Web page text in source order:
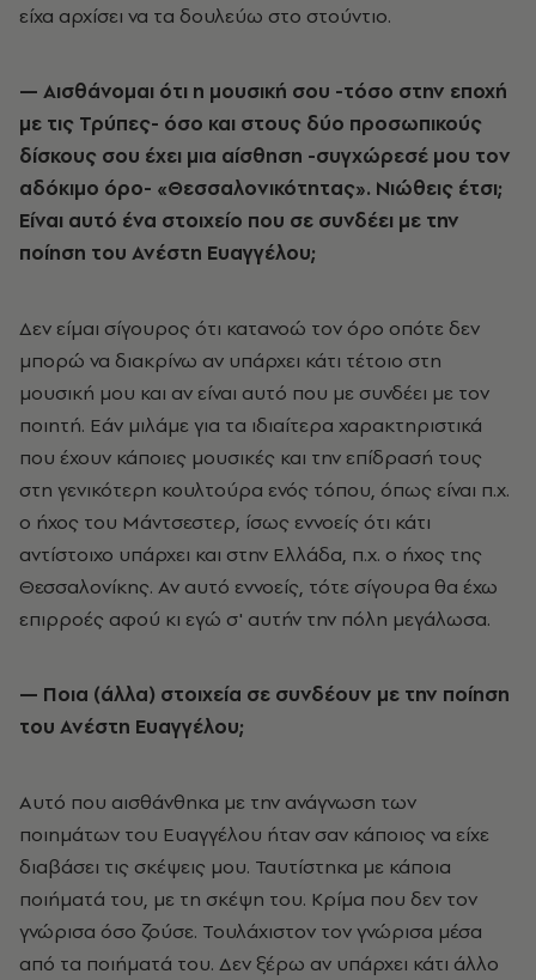
είχα αρχίσει να τα δουλεύω στο στούντιο.
— Αισθάνομαι ότι η μουσική σου -τόσο στην εποχή
με τις Τρύπες- όσο και στους δύο προσωπικούς
δίσκους σου έχει μια αίσθηση -συγχώρεσέ μου τον
αδόκιμο όρο- «Θεσσαλονικότητας». Νιώθεις έτσι;
Είναι αυτό ένα στοιχείο που σε συνδέει με την
ποίηση του Ανέστη Ευαγγέλου;
Δεν είμαι σίγουρος ότι κατανοώ τον όρο οπότε δεν
μπορώ να διακρίνω αν υπάρχει κάτι τέτοιο στη
μουσική μου και αν είναι αυτό που με συνδέει με τον
ποιητή. Εάν μιλάμε για τα ιδιαίτερα χαρακτηριστικά
που έχουν κάποιες μουσικές και την επίδρασή τους
στη γενικότερη κουλτούρα ενός τόπου, όπως είναι π.χ.
ο ήχος του Μάντσεστερ, ίσως εννοείς ότι κάτι
αντίστοιχο υπάρχει και στην Ελλάδα, π.χ. ο ήχος της
Θεσσαλονίκης. Αν αυτό εννοείς, τότε σίγουρα θα έχω
επιρροές αφού κι εγώ σ' αυτήν την πόλη μεγάλωσα.
— Ποια (άλλα) στοιχεία σε συνδέουν με την ποίηση
του Ανέστη Ευαγγέλου;
Αυτό που αισθάνθηκα με την ανάγνωση των
ποιημάτων του Ευαγγέλου ήταν σαν κάποιος να είχε
διαβάσει τις σκέψεις μου. Ταυτίστηκα με κάποια
ποιήματά του, με τη σκέψη του. Κρίμα που δεν τον
γνώρισα όσο ζούσε. Τουλάχιστον τον γνώρισα μέσα
από τα ποιήματά του. Δεν ξέρω αν υπάρχει κάτι άλλο